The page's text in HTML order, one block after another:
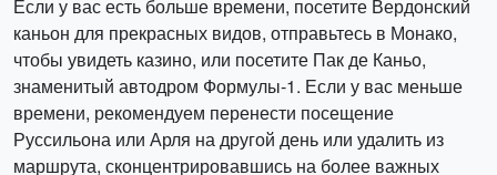
Если у вас есть больше времени, посетите Вердонский
каньон для прекрасных видов, отправьтесь в Монако,
чтобы увидеть казино, или посетите Пак де Каньо,
знаменитый автодром Формулы-1. Если у вас меньше
времени, рекомендуем перенести посещение
Руссильона или Арля на другой день или удалить из
маршрута, сконцентрировавшись на более важных